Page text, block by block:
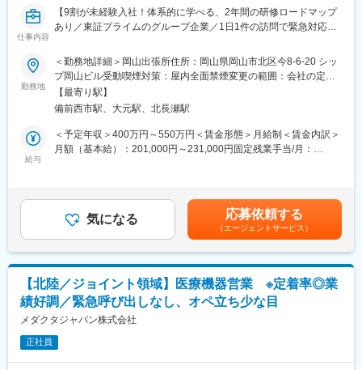
社員一人ひとりの主体性を尊重するワークスタイルや能力と実績
を正当に評価する人事考課も当社の特徴の一つとなっておりま
グループ会社と連携しながら、アジア、ヨーロッパへの進出、更
なるシェア拡大に取り組んでいます。
変更の範囲：会社の定める業務
リーのMTG実施など、社員間でのコミュニケーションもしっかり
とれる環境です。
■働き方
・残業有無含めすべて裁量にお任せしております
■研修等について
ご入社後1週間程度まず製品について学んでいただきます。その後
は、ベテラン営業がOJTで指導いたします。
賞しました。共に「Implant and Tissue-Replacement Product」
部門でも優れた評価を獲得しています。世界各都市に支社を構
え、世界の整形外科医及び研究所と連携することで革新的な医療
に台湾証券取引所への上場を果たすなど、成長し続けています。
変更の範囲：会社の定める業務
仕事内容
【9割が未経験入社！体系的に学べる、2年間の研修ロードマップ
あり／東証プライムのグループ企業／1日1件の訪問で緊急対応ほ
医療現場で使われる“命を守る設備”の点検・メンテナンスを行う仕
事です。1日1件の訪問×2人体制で未経験から安心してスタートで
き、2年間の研修や資格取得支援も充実しています。東証プライム
上場グループの安定基盤で長く働けます。
■業務内容
を進めます。
病院でのメンテナンス業務後に社内で報告書作成などの業務を行
同社の入社者は9割以上が未経験からのスタートとなっており、入
社後には2年に渡る研修プログラムを用意している他、点検は2人
以上で行いますので先輩にフォローしていただける環境です。
・入社時研修（4-5日程）
・フォローアップ研修
・技術2ヵ年ロードマップ研修
・メーカーメンテナンス研修
勤務地
＜勤務地詳細＞岡山出張所住所：岡山県岡山市北区今8-6-20 シッ
プ岡山ビル受動喫煙対策：屋内全面禁煙変更の範囲：会社の定め
る事業所
【最寄り駅】
備前西市駅、大元駅、北長瀬駅
給与
＜予定年収＞400万円～550万円＜賃金形態＞月給制＜賃金内訳＞
月額（基本給）：201,000円～231,000円固定残業手当/月：
年2回あり（７月、12月）※業績による■昇給年1回（6月）【未経
験入社事例】・高卒・製造業（4年以上軽微メンテ経験あり）／
430万～・建設業／社会人歴2年未満／430万円・運送業・接客業
／社会人歴1年／400万円・臨床工学技士/6年以上/490万円～賃金
はあくまでも目安の金額であり、選考を通じて上下する可能性が
あります。月給(月額)は固定手当を含めた表記です。
気になる 応募依頼する
（エージェントサービス）
【北陸／ジョイント領域】医療機器営業 ※定着率◎業
績好調／緊急呼び出しなし、オペ立ち少な目
メダクタジャパン株式会社
正社員